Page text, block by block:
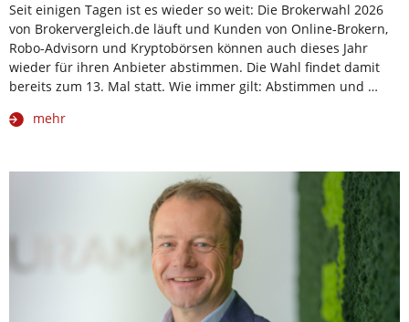
Seit einigen Tagen ist es wieder so weit: Die Brokerwahl 2026
von Brokervergleich.de läuft und Kunden von Online-Brokern,
Robo-Advisorn und Kryptobörsen können auch dieses Jahr
wieder für ihren Anbieter abstimmen. Die Wahl findet damit
bereits zum 13. Mal statt. Wie immer gilt: Abstimmen und …
mehr